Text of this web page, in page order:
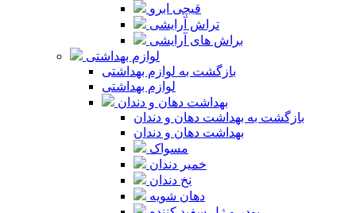
قیچی ابرو
تراش آرایشی
براش های آرایشی
لوازم بهداشتی
بازگشت به لوازم بهداشتی
لوازم بهداشتی
بهداشت دهان و دندان
بازگشت به بهداشت دهان و دندان
بهداشت دهان و دندان
مسواک
خمیر دندان
نخ دندان
دهان شویه